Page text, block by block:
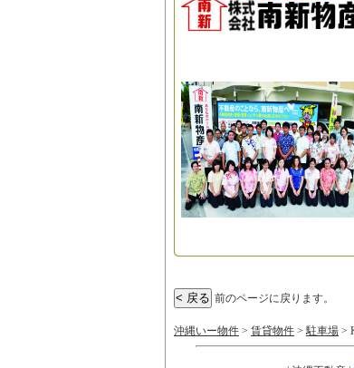
前のページに戻ります。
沖縄いー物件 > 賃貸物件 >駐車場 >